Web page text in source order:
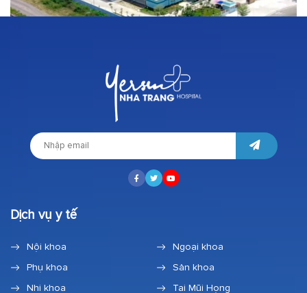
Dịch vụ y tế
Nội khoa
Ngoại khoa
Phụ khoa
Sản khoa
Nhi khoa
Tai Mũi Họng